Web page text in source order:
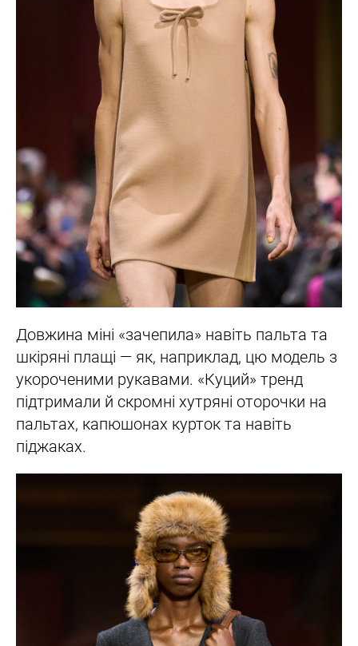
Довжина міні «зачепила» навіть пальта та
шкіряні плащі — як, наприклад, цю модель з
укороченими рукавами. «Куций» тренд
підтримали й скромні хутряні оторочки на
пальтах, капюшонах курток та навіть
піджаках.